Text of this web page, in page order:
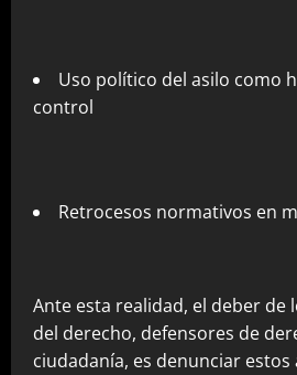
Uso político del asilo como
control
Retrocesos normativos en
Ante esta realidad, el deber de
del derecho, defensores de
ciudadanía, es denunciar estos